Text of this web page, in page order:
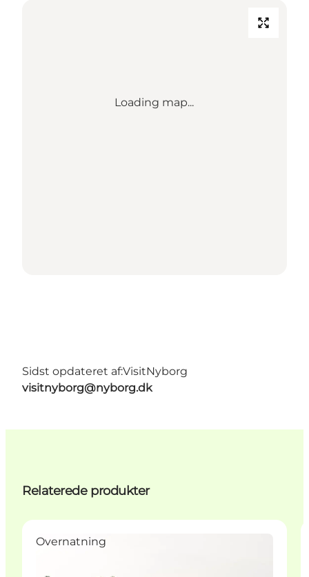
Loading map...
Sidst opdateret af:VisitNyborg
visitnyborg@nyborg.dk
Relaterede produkter
Overnatning